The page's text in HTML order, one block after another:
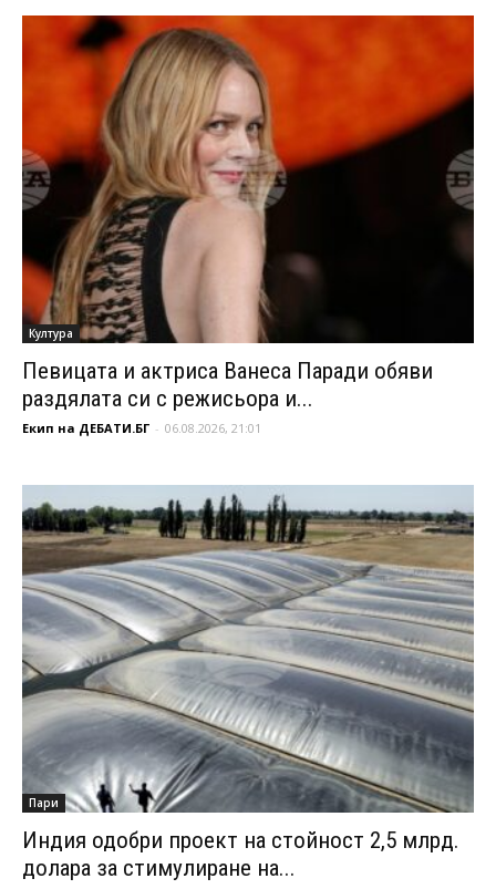
Култура
Певицата и актриса Ванеса Паради обяви
раздялата си с режисьора и...
Екип на ДЕБАТИ.БГ - 06.08.2026, 21:01
Пари
Индия одобри проект на стойност 2,5 млрд.
долара за стимулиране на...